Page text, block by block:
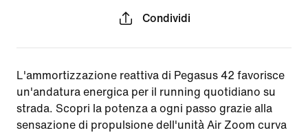
Condividi
L'ammortizzazione reattiva di Pegasus 42 favorisce
un'andatura energica per il running quotidiano su
strada. Scopri la potenza a ogni passo grazie alla
sensazione di propulsione dell'unità Air Zoom curva